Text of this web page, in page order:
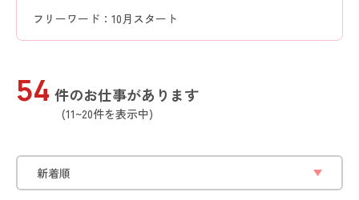
フリーワード：10月スタート
54 件のお仕事があります
(11~20件を表示中)